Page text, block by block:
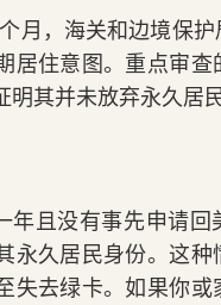
月，海关和边境保
居住意图。重点审
其并未放弃永久居民
年且没有事先申请
永久居民身份。这种
失去绿卡。如果你